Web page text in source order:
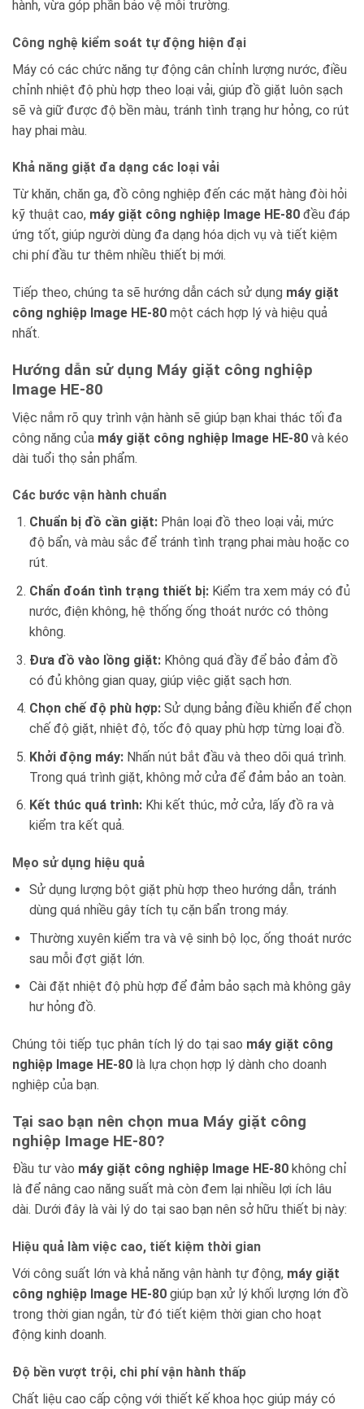
hành, vừa góp phần bảo vệ môi trường.
Công nghệ kiểm soát tự động hiện đại
Máy có các chức năng tự động cân chỉnh lượng nước, điều
chỉnh nhiệt độ phù hợp theo loại vải, giúp đồ giặt luôn sạch
sẽ và giữ được độ bền màu, tránh tình trạng hư hỏng, co rút
hay phai màu.
Khả năng giặt đa dạng các loại vải
Từ khăn, chăn ga, đồ công nghiệp đến các mặt hàng đòi hỏi
kỹ thuật cao, máy giặt công nghiệp Image HE-80 đều đáp
ứng tốt, giúp người dùng đa dạng hóa dịch vụ và tiết kiệm
chi phí đầu tư thêm nhiều thiết bị mới.
Tiếp theo, chúng ta sẽ hướng dẫn cách sử dụng máy giặt
công nghiệp Image HE-80 một cách hợp lý và hiệu quả
nhất.
Hướng dẫn sử dụng Máy giặt công nghiệp
Image HE-80
Việc nắm rõ quy trình vận hành sẽ giúp bạn khai thác tối đa
công năng của máy giặt công nghiệp Image HE-80 và kéo
dài tuổi thọ sản phẩm.
Các bước vận hành chuẩn
Chuẩn bị đồ cần giặt:Phân loại đồ theo loại vải, mức
độ bẩn, và màu sắc để tránh tình trạng phai màu hoặc co
rút.
Chẩn đoán tình trạng thiết bị:Kiểm tra xem máy có đủ
nước, điện không, hệ thống ống thoát nước có thông
không.
Đưa đồ vào lồng giặt:Không quá đầy để bảo đảm đồ
có đủ không gian quay, giúp việc giặt sạch hơn.
Chọn chế độ phù hợp:Sử dụng bảng điều khiển để chọn
chế độ giặt, nhiệt độ, tốc độ quay phù hợp từng loại đồ.
Khởi động máy:Nhấn nút bắt đầu và theo dõi quá trình.
Trong quá trình giặt, không mở cửa để đảm bảo an toàn.
Kết thúc quá trình:Khi kết thúc, mở cửa, lấy đồ ra và
kiểm tra kết quả.
Mẹo sử dụng hiệu quả
Sử dụng lượng bột giặt phù hợp theo hướng dẫn, tránh
dùng quá nhiều gây tích tụ cặn bẩn trong máy.
Thường xuyên kiểm tra và vệ sinh bộ lọc, ống thoát nước
sau mỗi đợt giặt lớn.
Cài đặt nhiệt độ phù hợp để đảm bảo sạch mà không gây
hư hỏng đồ.
Chúng tôi tiếp tục phân tích lý do tại sao máy giặt công
nghiệp Image HE-80 là lựa chọn hợp lý dành cho doanh
nghiệp của bạn.
Tại sao bạn nên chọn mua Máy giặt công
nghiệp Image HE-80?
Đầu tư vào máy giặt công nghiệp Image HE-80 không chỉ
là để nâng cao năng suất mà còn đem lại nhiều lợi ích lâu
dài. Dưới đây là vài lý do tại sao bạn nên sở hữu thiết bị này:
Hiệu quả làm việc cao, tiết kiệm thời gian
Với công suất lớn và khả năng vận hành tự động, máy giặt
công nghiệp Image HE-80 giúp bạn xử lý khối lượng lớn đồ
trong thời gian ngắn, từ đó tiết kiệm thời gian cho hoạt
động kinh doanh.
Độ bền vượt trội, chi phí vận hành thấp
Chất liệu cao cấp cộng với thiết kế khoa học giúp máy có